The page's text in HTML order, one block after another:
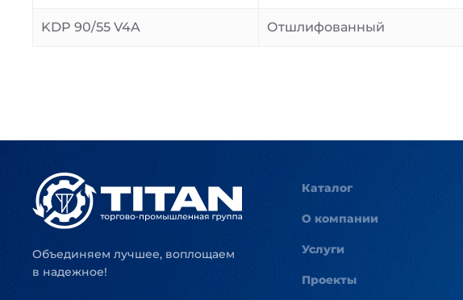
KDP 90/55 V4A Отшлифованный
Объединяем лучшее, воплощаем
в надежное!
Каталог
О компании
Услуги
Проекты